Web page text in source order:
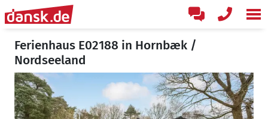
Ferienhaus E02188 in Hornbæk /
Nordseeland